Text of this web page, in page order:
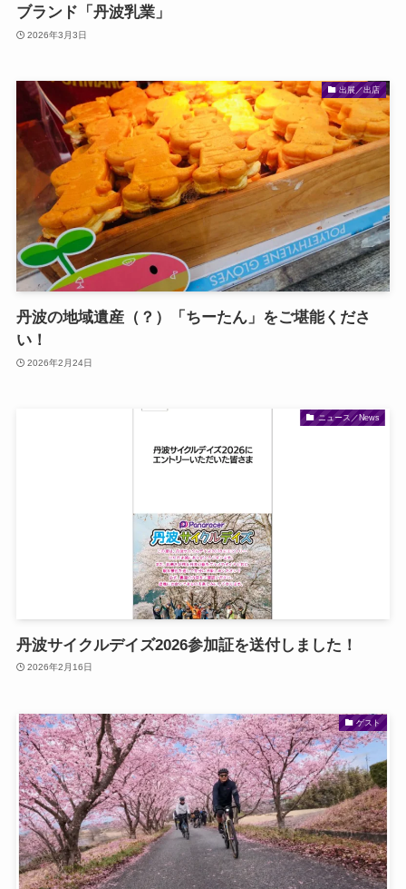
ブランド「丹波乳業」
2026年3月3日
出展／出店
丹波の地域遺産（？）「ちーたん」をご堪能くださ
い！
2026年2月24日
ニュース／News
丹波サイクルデイズ2026参加証を送付しました！
2026年2月16日
ゲスト